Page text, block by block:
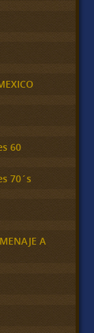
60
70´s
A